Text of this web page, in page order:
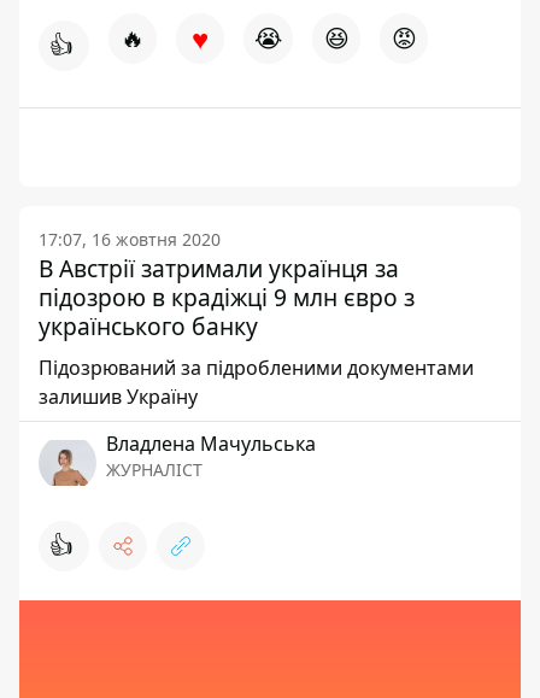
👍 🔥 ♥ 😭 😆 😡
17:07, 16 жовтня 2020
В Австрії затримали українця за
підозрою в крадіжці 9 млн євро з
українського банку
Підозрюваний за підробленими документами
залишив Україну
Владлена Мачульська
ЖУРНАЛІСТ
👍